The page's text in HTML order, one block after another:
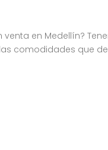
en Medellín?
comodidades que